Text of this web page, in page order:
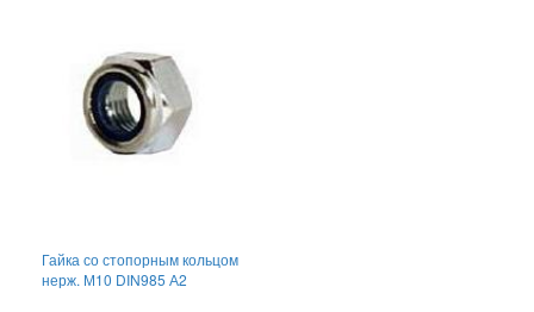
Гайка со стопорным кольцом
нерж. М10 DIN985 А2